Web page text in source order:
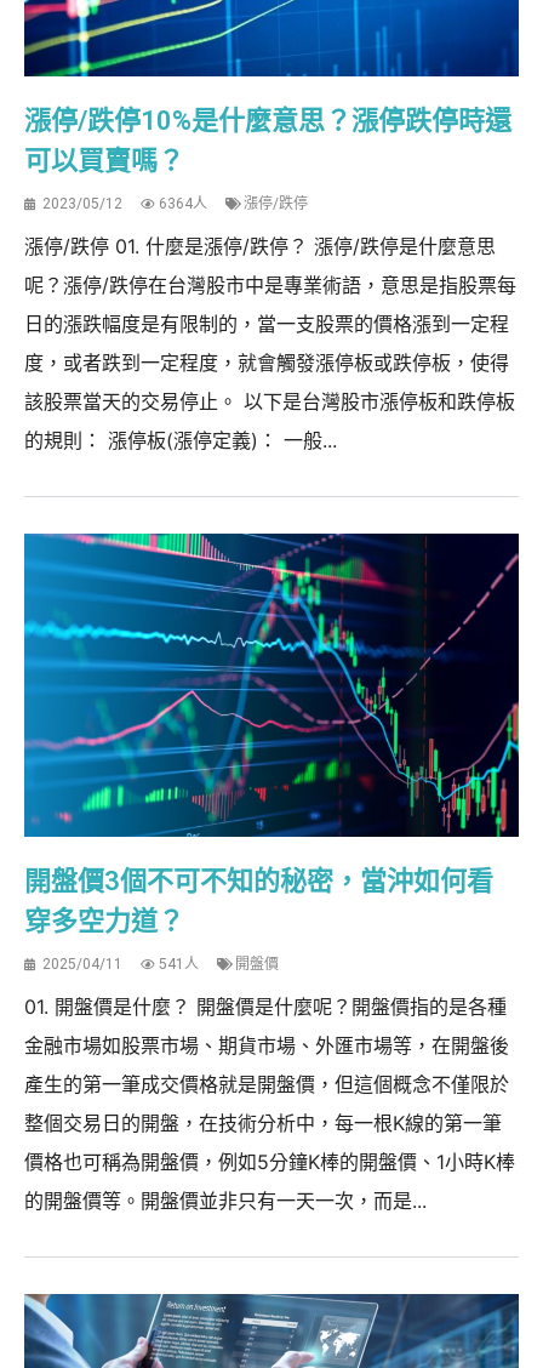
漲停/跌停10%是什麼意思？漲停跌停時還
可以買賣嗎？
2023/05/12 6364人 漲停/跌停
漲停/跌停 01. 什麼是漲停/跌停？ 漲停/跌停是什麼意思
呢？漲停/跌停在台灣股市中是專業術語，意思是指股票每
日的漲跌幅度是有限制的，當一支股票的價格漲到一定程
度，或者跌到一定程度，就會觸發漲停板或跌停板，使得
該股票當天的交易停止。 以下是台灣股市漲停板和跌停板
的規則： 漲停板(漲停定義)： 一般...
開盤價3個不可不知的秘密，當沖如何看
穿多空力道？
2025/04/11 541人 開盤價
01. 開盤價是什麼？ 開盤價是什麼呢？開盤價指的是各種
金融市場如股票市場、期貨市場、外匯市場等，在開盤後
產生的第一筆成交價格就是開盤價，但這個概念不僅限於
整個交易日的開盤，在技術分析中，每一根K線的第一筆
價格也可稱為開盤價，例如5分鐘K棒的開盤價、1小時K棒
的開盤價等。開盤價並非只有一天一次，而是...